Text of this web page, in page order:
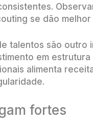
se dão melhor
talentos são outro
em
alimenta
fortes